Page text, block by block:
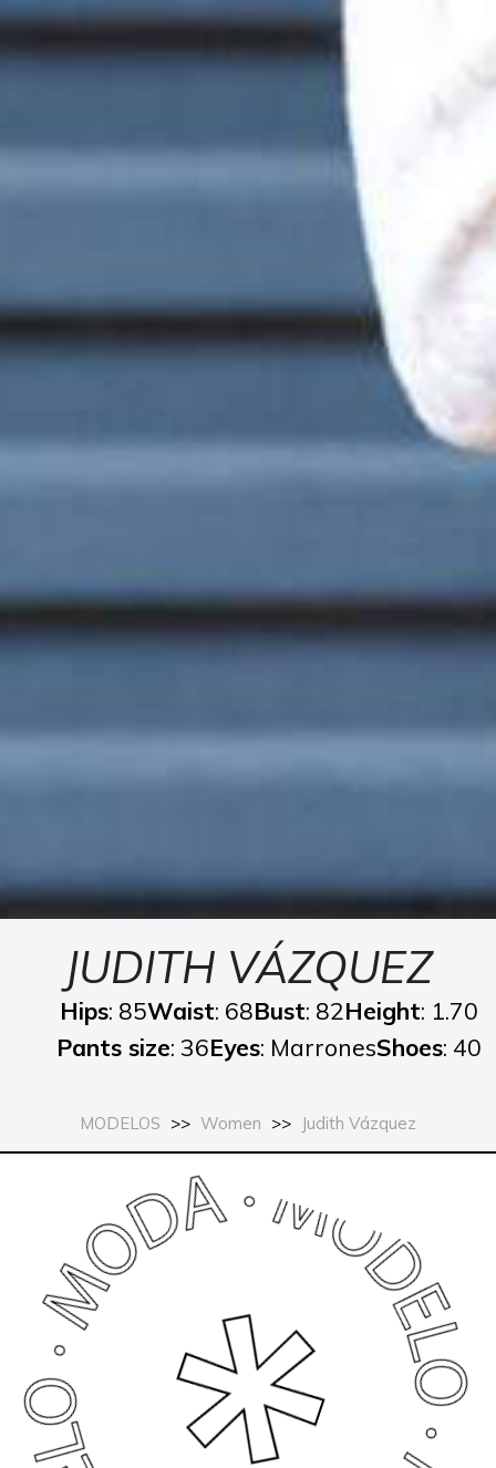
JUDITH VÁZQUEZ
Height: 1.70
Bust: 82
Waist: 68
Hips: 85
Shoes: 40
Eyes: Marrones
Pants size: 36
MODELOS >> Women >> Judith Vázquez